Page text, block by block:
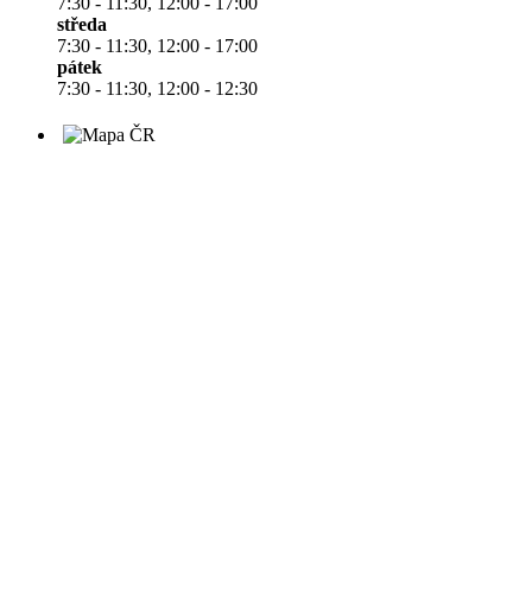
středa
7:30 - 11:30, 12:00 - 17:00
pátek
7:30 - 11:30, 12:00 - 12:30